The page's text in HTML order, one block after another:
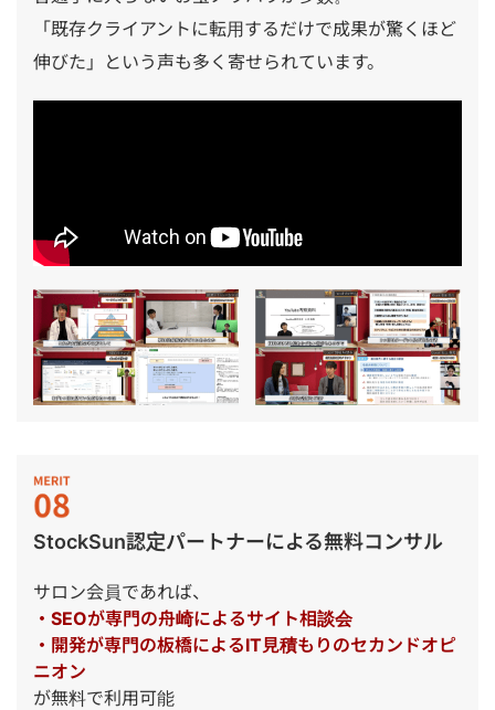
「既存クライアントに転用するだけで成果が驚くほど
伸びた」という声も多く寄せられています。
StockSun認定パートナーによる無料コンサル
サロン会員であれば、
・SEOが専門の舟崎によるサイト相談会
・開発が専門の板橋によるIT見積もりのセカンドオピ
ニオン
が無料で利用可能